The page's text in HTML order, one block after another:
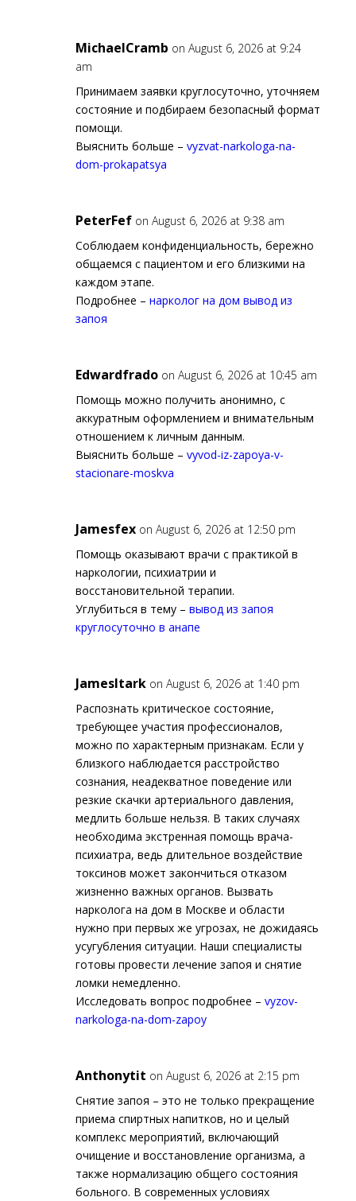
MichaelCramb on August 6, 2026 at 9:24
am
Принимаем заявки круглосуточно, уточняем
состояние и подбираем безопасный формат
помощи.
Выяснить больше – vyzvat-narkologa-na-
dom-prokapatsya
PeterFef on August 6, 2026 at 9:38 am
Соблюдаем конфиденциальность, бережно
общаемся с пациентом и его близкими на
каждом этапе.
Подробнее – нарколог на дом вывод из
запоя
Edwardfrado on August 6, 2026 at 10:45 am
Помощь можно получить анонимно, с
аккуратным оформлением и внимательным
отношением к личным данным.
Выяснить больше – vyvod-iz-zapoya-v-
stacionare-moskva
Jamesfex on August 6, 2026 at 12:50 pm
Помощь оказывают врачи с практикой в
наркологии, психиатрии и
восстановительной терапии.
Углубиться в тему – вывод из запоя
круглосуточно в анапе
JamesItark on August 6, 2026 at 1:40 pm
Распознать критическое состояние,
требующее участия профессионалов,
можно по характерным признакам. Если у
близкого наблюдается расстройство
сознания, неадекватное поведение или
резкие скачки артериального давления,
медлить больше нельзя. В таких случаях
необходима экстренная помощь врача-
психиатра, ведь длительное воздействие
токсинов может закончиться отказом
жизненно важных органов. Вызвать
нарколога на дом в Москве и области
нужно при первых же угрозах, не дожидаясь
усугубления ситуации. Наши специалисты
готовы провести лечение запоя и снятие
ломки немедленно.
Исследовать вопрос подробнее – vyzov-
narkologa-na-dom-zapoy
Anthonytit on August 6, 2026 at 2:15 pm
Снятие запоя – это не только прекращение
приема спиртных напитков, но и целый
комплекс мероприятий, включающий
очищение и восстановление организма, а
также нормализацию общего состояния
больного. В современных условиях